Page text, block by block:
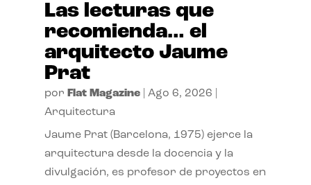
Las lecturas que
recomienda… el
arquitecto Jaume
Prat
por Flat Magazine| Ago 6, 2026
Arquitectura
Jaume Prat (Barcelona, 1975) ejerce la
arquitectura desde la docencia y la
divulgación, es profesor de proyectos en